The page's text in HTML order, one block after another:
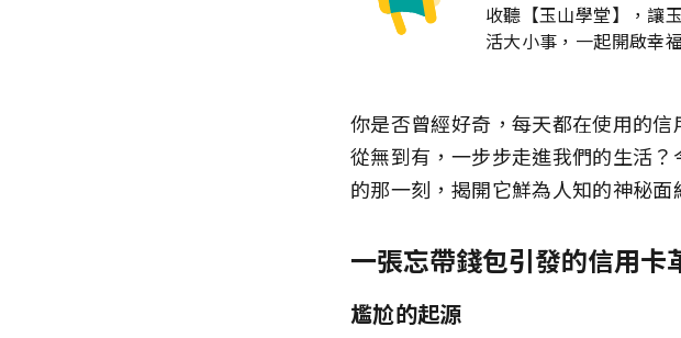
收聽【玉山學堂】，讓
活大小事，一起開啟幸
你是否曾經好奇，每天都在使用的
從無到有，一步步走進我們的生活
的那一刻，揭開它鮮為人知的神秘
一張忘帶錢包引發的信用卡
尷尬的起源